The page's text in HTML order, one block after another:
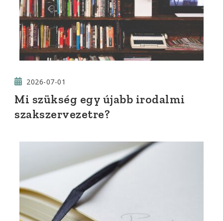
2026-07-01
Mi szükség egy újabb irodalmi
szakszervezetre?